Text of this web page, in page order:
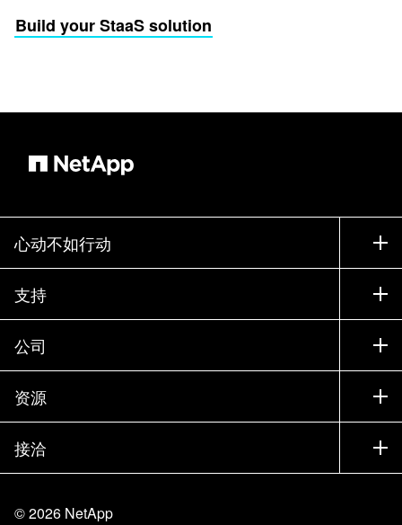
Build your StaaS solution
心动不如行动
如何购买
联系销售部门
寻找合作伙伴
试用产品
贵宾体验中心
产品 A-Z
支持
支持
训练
文档中心
知识库
社区
学习
公司
公司
合作伙伴
招聘
资源
新闻中心
活动
博客
接洽
©2026 NetApp